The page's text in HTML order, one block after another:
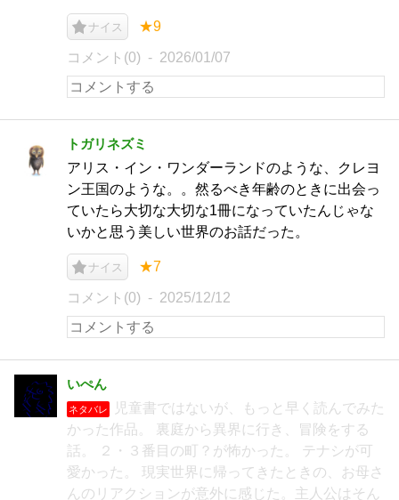
ナイス ★9
コメント(0) 2026/01/07
トガリネズミ
アリス・イン・ワンダーランドのような、クレヨ
ン王国のような。。然るべき年齢のときに出会っ
ていたら大切な大切な1冊になっていたんじゃな
いかと思う美しい世界のお話だった。
ナイス ★7
コメント(0) 2025/12/12
いぺん
ネタバレ
児童書ではないが、もっと早く読んでみた
かった作品。 裏庭から異界に行き、冒険をする
話。 ２・３番目の町？が怖かった。 テナシが可
愛かった。 現実世界に帰ってきたときの、お母さ
んのリアクションが意外に感じた。主人公はそん